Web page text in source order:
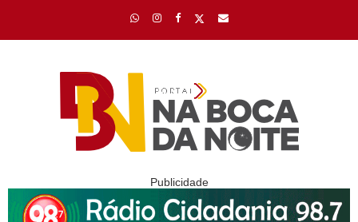
Publicidade